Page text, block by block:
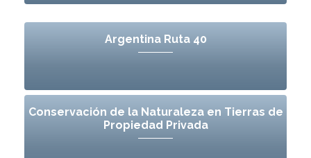
Argentina Ruta 40
Conservación de la Naturaleza en Tierras de
Propiedad Privada